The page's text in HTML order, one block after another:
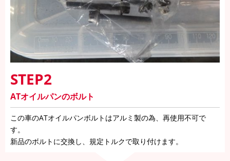
STEP2
ATオイルパンのボルト
この車のATオイルパンボルトはアルミ製の為、再使用不可で
す。
新品のボルトに交換し、規定トルクで取り付けます。